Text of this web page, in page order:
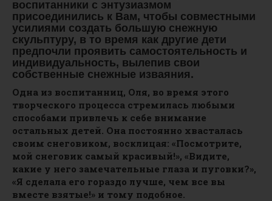
воспитанники с энтузиазмом
присоединились к Вам, чтобы совместными
усилиями создать большую снежную
скульптуру, в то время как другие дети
предпочли проявить самостоятельность и
индивидуальность, вылепив свои
собственные снежные изваяния.
Одна из воспитанниц, Оля, во время этого
творческого процесса стремилась любыми
способами привлечь к себе внимание
остальных детей. Она постоянно хвасталась
своим снеговиком, восклицая: «Посмотрите,
мой снеговик самый красивый!», «Видите,
какие у него замечательные глаза и пуговки?»,
«Я сделала его гораздо лучше, чем все вы
вместе взятые!» и тому подобное.